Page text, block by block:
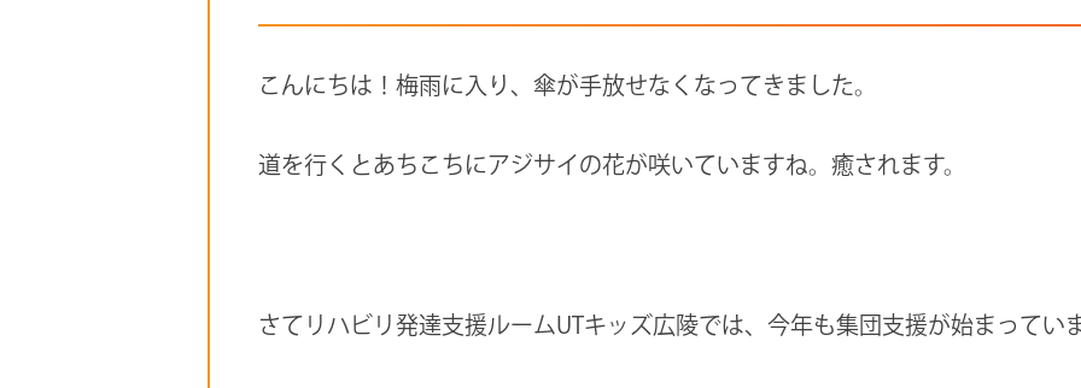
こんにちは！梅雨に入り、傘が手放せなくなってきました。
道を行くとあちこちにアジサイの花が咲いていますね。癒されます。
さてリハビリ発達支援ルームUTキッズ広陵では、今年も集団支援が始まってい